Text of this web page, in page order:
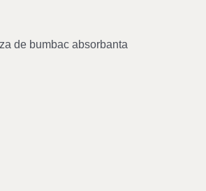
de bumbac absorbanta